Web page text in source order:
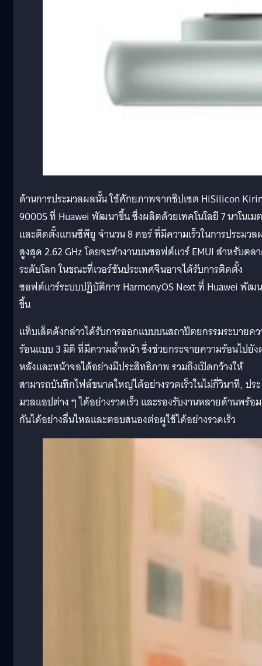
ด้านการประมวลผลนั้น ใช้ศักยภาพจากชิปเซต HiSilicon
9000S ที่ Huawei พัฒนาขึ้น ซึ่งผลิตด้วยเทคโนโลยี 7 นาโนเม
และติดตั้งแกนซีพียู จำนวน 8 คอร์ ที่มีความเร็วในการประมวล
สูงสุด 2.62 GHz โดยจะทำงานบนซอฟต์แวร์ EMUI สำหรับตล
ระดับโลก ในขณะที่เวอร์ชันประเทศจีนอาจได้รับการติดตั้ง
ซอฟต์แวร์ระบบปฏิบัติการ HarmonyOS Next ที่ Huawei พัฒ
ขึ้น
แท็บเล็ตดังกล่าวได้รับการออกแบบบนสถาปัตยกรรมระบายค
ร้อนแบบ 3 มิติ ที่มีความล้ำหน้า ซึ่งช่วยกระจายความร้อนไปยัง
หลังและหน้าจอได้อย่างมีประสิทธิภาพ รวมถึงเปิดกว้างให้
สามารถบันทึกไฟล์ขนาดใหญ่ได้อย่างรวดเร็วในไม่กี่วินาที, ประ
มวลแอปต่าง ๆ ได้อย่างรวดเร็ว และรองรับงานหลายด้านพร้อม
กันได้อย่างลื่นไหลและตอบสนองต่อผูใช้ได้อย่างรวดเร็ว